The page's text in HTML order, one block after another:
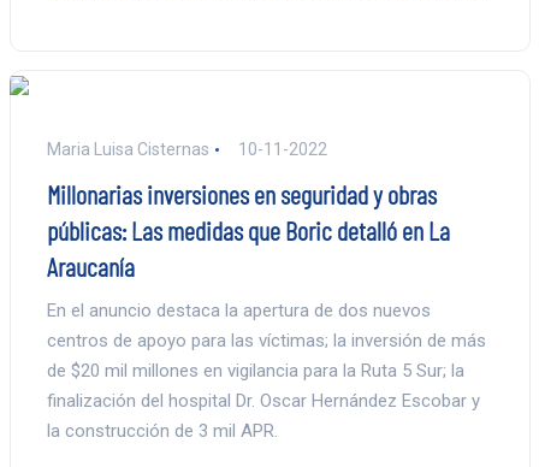
Maria Luisa Cisternas 10-11-2022
Millonarias inversiones en seguridad y obras
públicas: Las medidas que Boric detalló en La
Araucanía
En el anuncio destaca la apertura de dos nuevos
centros de apoyo para las víctimas; la inversión de más
de $20 mil millones en vigilancia para la Ruta 5 Sur; la
finalización del hospital Dr. Oscar Hernández Escobar y
la construcción de 3 mil APR.